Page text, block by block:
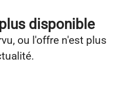
disponible
ou l'offre n'est plus